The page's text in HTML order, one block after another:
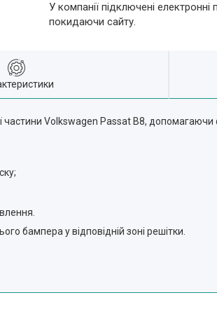
У компанії підключені
покидаючи сайту.
Volkswagen Passat B8,
бампера у відповідній зоні решітки.